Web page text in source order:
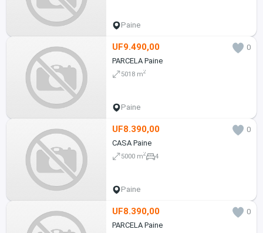
Paine
UF9.490,00
0
PARCELA Paine
5018 m2
Paine
UF8.390,00
0
CASA Paine
5000 m2 4
Paine
UF8.390,00
0
PARCELA Paine